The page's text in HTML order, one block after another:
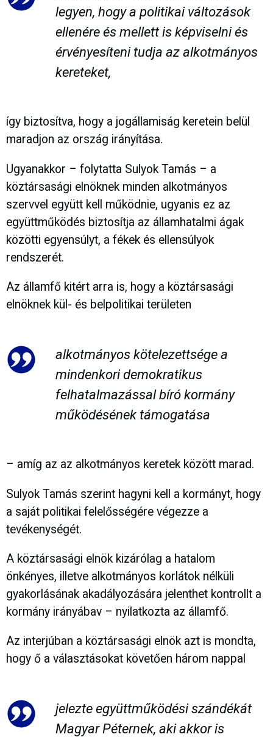
legyen, hogy a politikai változások
ellenére és mellett is képviselni és
érvényesíteni tudja az alkotmányos
kereteket,
így biztosítva, hogy a jogállamiság keretein belül
maradjon az ország irányítása.
Ugyanakkor – folytatta Sulyok Tamás – a
köztársasági elnöknek minden alkotmányos
szervvel együtt kell működnie, ugyanis ez az
együttműködés biztosítja az államhatalmi ágak
közötti egyensúlyt, a fékek és ellensúlyok
rendszerét.
Az államfő kitért arra is, hogy a köztársasági
elnöknek kül- és belpolitikai területen
alkotmányos kötelezettsége a
mindenkori demokratikus
felhatalmazással bíró kormány
működésének támogatása
– amíg az az alkotmányos keretek között marad.
Sulyok Tamás szerint hagyni kell a kormányt, hogy
a saját politikai felelősségére végezze a
tevékenységét.
A köztársasági elnök kizárólag a hatalom
önkényes, illetve alkotmányos korlátok nélküli
gyakorlásának akadályozására jelenthet kontrollt a
kormány irányábav – nyilatkozta az államfő.
Az interjúban a köztársasági elnök azt is mondta,
hogy ő a választásokat követően három nappal
jelezte együttműködési szándékát
Magyar Péternek, aki akkor is